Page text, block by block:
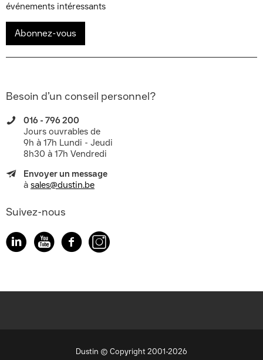
événements intéressants
Abonnez-vous
Besoin d’un conseil personnel?
016 - 796 200
Jours ouvrables de
9h à 17h Lundi - Jeudi
8h30 à 17h Vendredi
Envoyer un message
à sales@dustin.be
Suivez-nous
Dustin © Copyright 2001-2026